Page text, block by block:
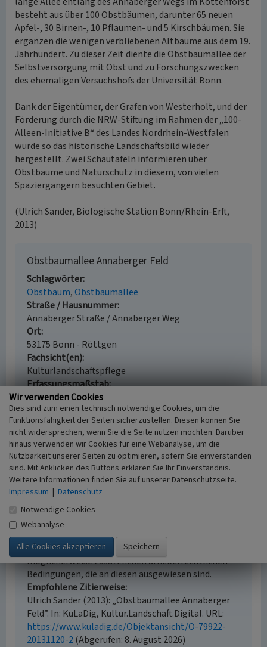
besteht aus über 100 Obstbäumen, darunter 65 neuen
Apfel-, 30 Birnen-, 10 Pflaumen- und 5 Kirschbäumen. Sie
ergänzen die wenigen verbliebenen Altbäume aus dem 19.
Jahrhundert. Zu dieser Zeit diente die Obstbaumallee der
Selbstversorgung mit Obst und zu Forschungszwecken
des ehemaligen Versuchshofs der Universität Bonn.
Dank der Eigentümer, der Grafen von Westerholt, und der
Förderung durch die NRW-Stiftung im Rahmen der „100-
Alleen-Initiative B“ des Landes Nordrhein-Westfalen
wurde so das historische Landschaftsbild wieder
hergestellt. Zwei Schautafeln informieren über
Obstbäume und Naturschutz in diesem, von vielen
Spaziergängern besuchten Gebiet.
(Ulrich Sander, Biologische Station Bonn/Rhein-Erft,
2013)
Obstbaumallee Annaberger Feld
Schlagwörter
Obstbaum Obstbaumallee
Straße / Hausnummer
Annaberger Straße / Annaberger Weg
Ort
53175 Bonn - Röttgen
Fachsicht(en)
Kulturlandschaftspflege
Erfassungsmaßstab
i.d.R. 1:5.000 (größer als 1:20.000)
Erfassungsmethode
Geländebegehung/-kartierung
Historischer Zeitraum
Beginn 1800 bis 1900
Empfohlene Zitierweise
Urheberrechtlicher Hinweis
Der hier präsentierte Inhalt ist urheberrechtlich
geschützt. Die angezeigten Medien unterliegen
möglicherweise zusätzlichen urheberrechtlichen
Bedingungen, die an diesen ausgewiesen sind.
Empfohlene Zitierweise
Ulrich Sander (2013): „Obstbaumallee Annaberger
Feld”. In: KuLaDig, Kultur.Landschaft.Digital. URL:
https://www.kuladig.de/Objektansicht/O-79922-
20131120-2(Abgerufen: 8. August 2026)
Wir verwenden Cookies
Dies sind zum einen technisch notwendige Cookies, um die
Funktionsfähigkeit der Seiten sicherzustellen. Diesen können Sie
nicht widersprechen, wenn Sie die Seite nutzen möchten. Darüber
hinaus verwenden wir Cookies für eine Webanalyse, um die
Nutzbarkeit unserer Seiten zu optimieren, sofern Sie einverstanden
sind. Mit Anklicken des Buttons erklären Sie Ihr Einverständnis.
Weitere Informationen finden Sie auf unserer Datenschutzseite.
Impressum | Datenschutz
Notwendige Cookies
Webanalyse